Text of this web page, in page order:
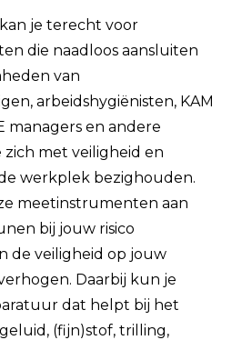
je terecht voor
die naadloos aansluiten
van
arbeidshygiënisten, KAM
managers en andere
zich met veiligheid en
werkplek bezighouden.
meetinstrumenten aan
bij jouw risico
de veiligheid op jouw
Daarbij kun je
dat helpt bij het
(fijn)stof, trilling,